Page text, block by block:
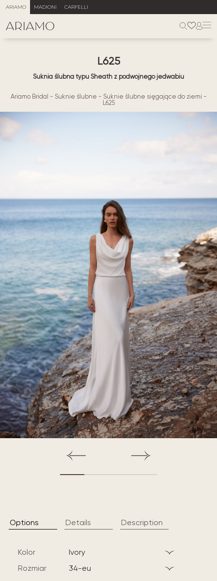
ARIAMO MADIONI CARFELLI
L625
Suknia ślubna typu Sheath z podwójnego jedwabiu
Ariamo Bridal - Suknie ślubne - Suknie ślubne sięgające do ziemi -
L625
Options Details Description
Kolor
ivory
Rozmiar
34-eu